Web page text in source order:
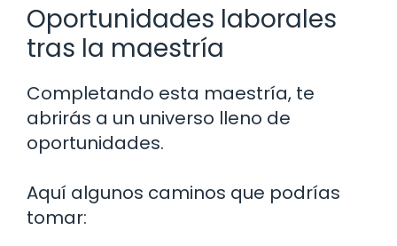
Oportunidades laborales
tras la maestría
Completando esta maestría, te
abrirás a un universo lleno de
oportunidades.
Aquí algunos caminos que podrías
tomar: